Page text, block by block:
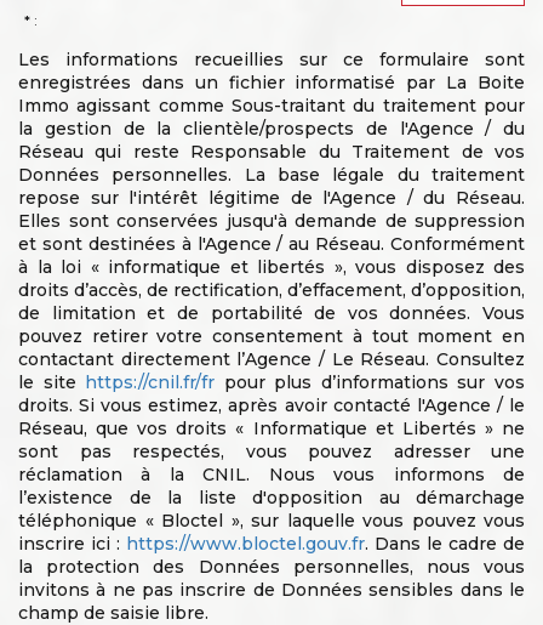
* :
Les informations recueillies sur ce formulaire sont
enregistrées dans un fichier informatisé par La Boite
Immo agissant comme Sous-traitant du traitement pour
la gestion de la clientèle/prospects de l'Agence / du
Réseau qui reste Responsable du Traitement de vos
Données personnelles. La base légale du traitement
repose sur l'intérêt légitime de l'Agence / du Réseau.
Elles sont conservées jusqu'à demande de suppression
et sont destinées à l'Agence / au Réseau. Conformément
à la loi « informatique et libertés », vous disposez des
droits d’accès, de rectification, d’effacement, d’opposition,
de limitation et de portabilité de vos données. Vous
pouvez retirer votre consentement à tout moment en
contactant directement l’Agence / Le Réseau. Consultez
le site https://cnil.fr/fr pour plus d’informations sur vos
droits. Si vous estimez, après avoir contacté l'Agence / le
Réseau, que vos droits « Informatique et Libertés » ne
sont pas respectés, vous pouvez adresser une
réclamation à la CNIL. Nous vous informons de
l’existence de la liste d'opposition au démarchage
téléphonique « Bloctel », sur laquelle vous pouvez vous
inscrire ici : https://www.bloctel.gouv.fr. Dans le cadre de
la protection des Données personnelles, nous vous
invitons à ne pas inscrire de Données sensibles dans le
champ de saisie libre.